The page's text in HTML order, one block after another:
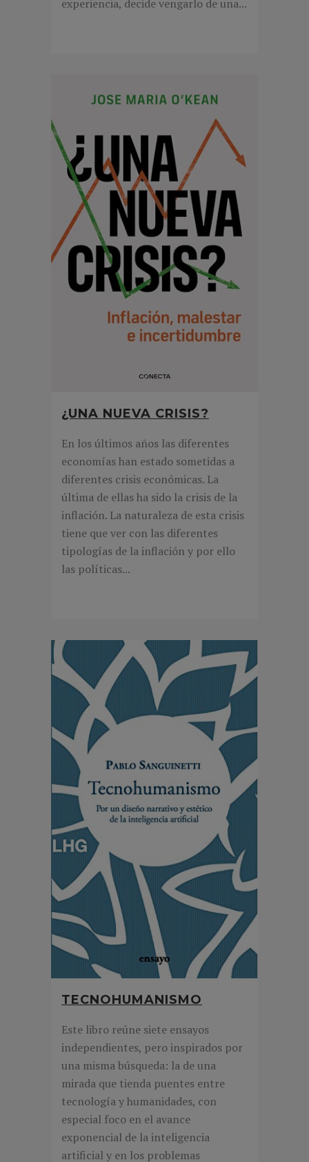
experiencia, decide vengarlo de una...
¿UNA NUEVA CRISIS?
En los últimos años las diferentes
economías han estado sometidas a
diferentes crisis económicas. La
última de ellas ha sido la crisis de la
inflación. La naturaleza de esta crisis
tiene que ver con las diferentes
tipologías de la inflación y por ello
las políticas...
TECNOHUMANISMO
Este libro reúne siete ensayos
independientes, pero inspirados por
una misma búsqueda: la de una
mirada que tienda puentes entre
tecnología y humanidades, con
especial foco en el avance
exponencial de la inteligencia
artificial y en los problemas